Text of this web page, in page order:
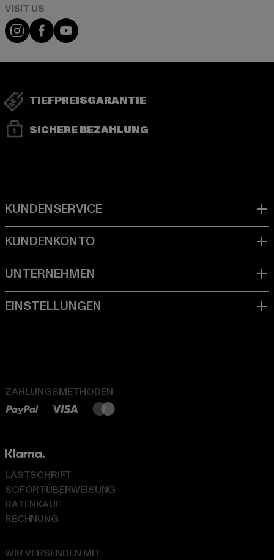
Visit our Instagram page:
Visit our Facebook page:
Visit our YouTube channel:
TIEFPREISGARANTIE
SICHERE BEZAHLUNG
ZAHLUNGSMETHODEN
WIR VERSENDEN MIT
LASTSCHRIFT
SOFORTÜBERWEISUNG
RATENKAUF
RECHNUNG